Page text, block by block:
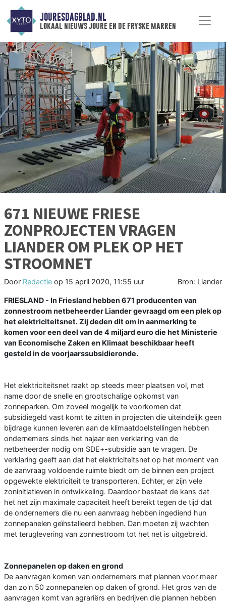
JOURESDAGBLAD.NL
lokaal nieuws joure en de fryske marren
671 NIEUWE FRIESE
ZONPROJECTEN VRAGEN
LIANDER OM PLEK OP HET
STROOMNET
Door Redactie op 15 april 2020, 11:55 uur Bron: Liander
FRIESLAND - In Friesland hebben 671 producenten van
zonnestroom netbeheerder Liander gevraagd om een plek op
het elektriciteitsnet. Zij deden dit om in aanmerking te
komen voor een deel van de 4 miljard euro die het Ministerie
van Economische Zaken en Klimaat beschikbaar heeft
gesteld in de voorjaarssubsidieronde.
Het elektriciteitsnet raakt op steeds meer plaatsen vol, met
name door de snelle en grootschalige opkomst van
zonneparken. Om zoveel mogelijk te voorkomen dat
subsidiegeld vast komt te zitten in projecten die uiteindelijk geen
bijdrage kunnen leveren aan de klimaatdoelstellingen hebben
ondernemers sinds het najaar een verklaring van de
netbeheerder nodig om SDE+-subsidie aan te vragen. De
verklaring geeft aan dat het elektriciteitsnet op het moment van
de aanvraag voldoende ruimte biedt om de binnen een project
opgewekte elektriciteit te transporteren. Echter, er zijn vele
zoninitiatieven in ontwikkeling. Daardoor bestaat de kans dat
het net zijn maximale capaciteit heeft bereikt tegen de tijd dat
de ondernemers die nu een aanvraag hebben ingediend hun
zonnepanelen geïnstalleerd hebben. Dan moeten zij wachten
met teruglevering van zonnestroom tot het net is uitgebreid.
Zonnepanelen op daken en grond
De aanvragen komen van ondernemers met plannen voor meer
dan zo'n 50 zonnepanelen op daken of grond. Het gros van de
aanvragen komt van agrariërs en bedrijven die plannen hebben